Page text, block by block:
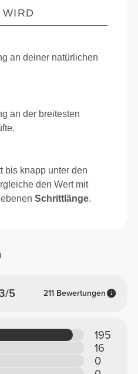
5 211 Bewertungen
195
16
0
an deiner natürlichen
an der breitesten
bis knapp unter den
den Wert mit
Schrittlänge.